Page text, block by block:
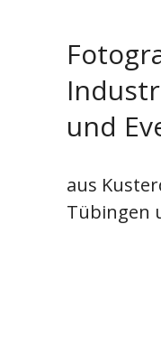
und
aus
Tübingen